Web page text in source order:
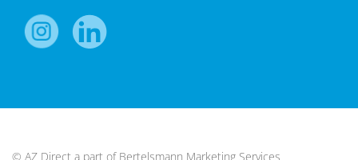
© AZ Direct a part of Bertelsmann Marketing Services